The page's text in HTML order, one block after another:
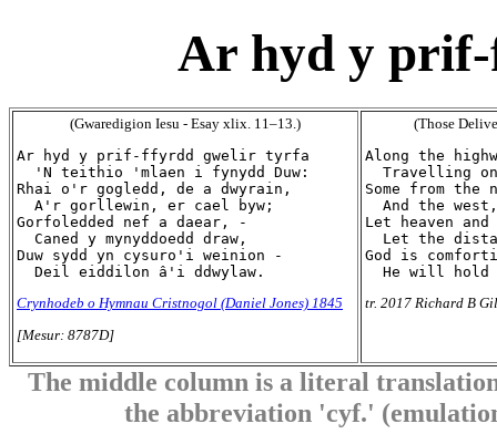
Ar hyd y
(Gwaredigion Iesu - Esay xlix. 11–13.)
Ar hyd y prif-ffyrdd gwelir tyrfa
  'N teithio 'mlaen i fynydd Duw:
Rhai o'r gogledd, de a dwyrain,
  A'r gorllewin, er cael byw;
Gorfoledded nef a daear, -
  Caned y mynyddoedd draw,
Duw sydd yn cysuro'i weinion -
Crynhodeb o Hymnau Cristnogol (Daniel Jones) 1845
[Mesur: 8787D]
(Those
Along the
Travelling
Some from
And the
Let heaven
Let the
God is
tr. 2017 Richard B
The middle column is a literal
the abbreviation 'cyf.'